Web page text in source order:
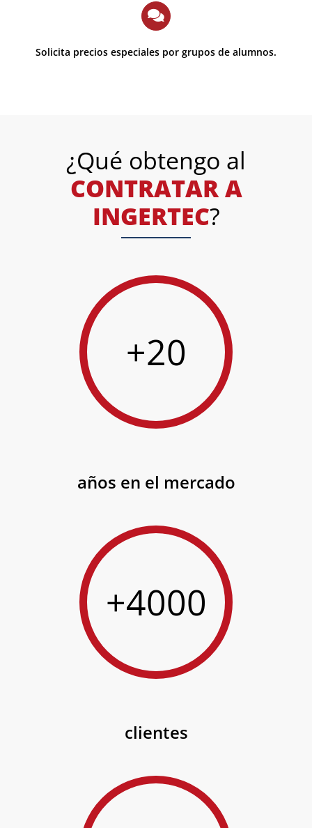
Solicita precios especiales por grupos de alumnos.
¿Qué obtengo al
CONTRATAR A
INGERTEC?
+20
años en el mercado
+4000
clientes